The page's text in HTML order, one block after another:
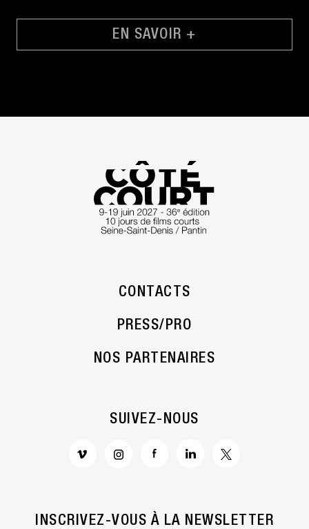
EN SAVOIR +
CONTACTS
PRESS/PRO
NOS PARTENAIRES
SUIVEZ-NOUS
INSCRIVEZ-VOUS À LA NEWSLETTER